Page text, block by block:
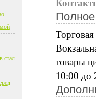
товары
10:00 до
стал